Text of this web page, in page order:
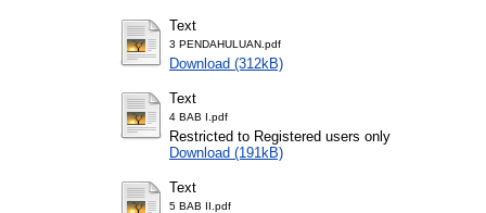
Text
3 PENDAHULUAN.pdf
Download (312kB)
Text
4 BAB I.pdf
Restricted to Registered users only
Download (191kB)
Text
5 BAB II.pdf